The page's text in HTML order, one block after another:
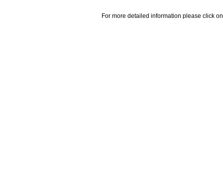
For more detailed information please click